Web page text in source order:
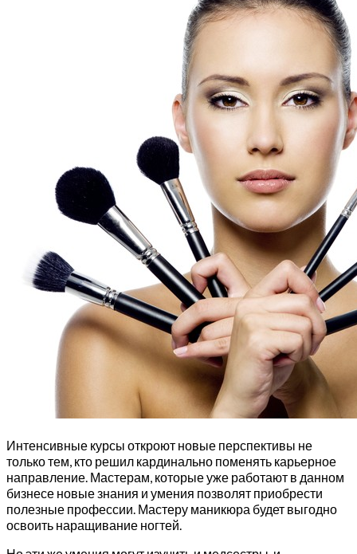
Интенсивные курсы откроют новые перспективы не
только тем, кто решил кардинально поменять карьерное
направление. Мастерам, которые уже работают в данном
бизнесе новые знания и умения позволят приобрести
полезные профессии. Мастеру маникюра будет выгодно
освоить наращивание ногтей.